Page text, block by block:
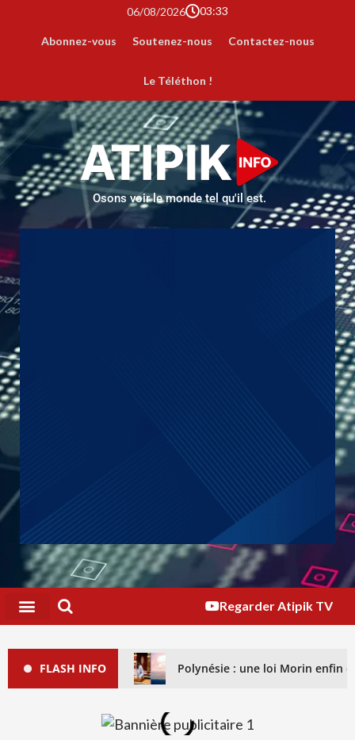
06/08/2026 03:33
Abonnez-vous Soutenez-nous Contactez-nous
Le Téléthon !
Osons voir le monde tel qu'il est.
Regarder Atipik TV
FLASH INFO Polynésie : une loi Morin enfin